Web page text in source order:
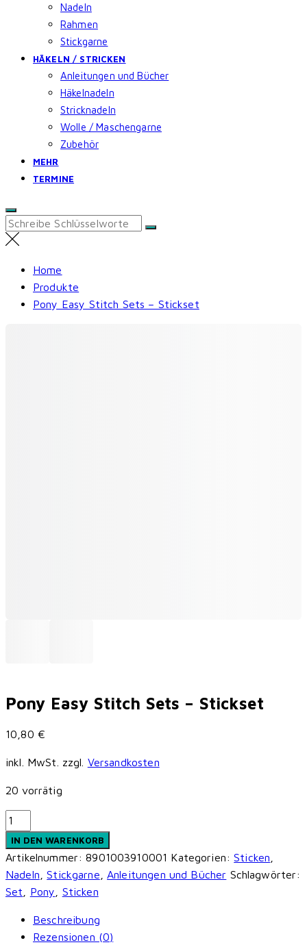
Nadeln
Rahmen
Stickgarne
HÄKELN / STRICKEN
Anleitungen und Bücher
Häkelnadeln
Stricknadeln
Wolle / Maschengarne
Zubehör
MEHR
TERMINE
Search
for:
Home
Produkte
Pony Easy Stitch Sets – Stickset
Pony Easy Stitch Sets – Stickset
10,80 €
inkl. MwSt. zzgl. Versandkosten
20 vorrätig
Pony
Easy
Stitch
Sets
-
Menge
IN DEN WARENKORB
Artikelnummer:8901003910001 Kategorien:Sticken
Nadeln ,Stickgarne ,Anleitungen und Bücher Schlagwörter:
Set
Pony Sticken
Beschreibung
Rezensionen (0)